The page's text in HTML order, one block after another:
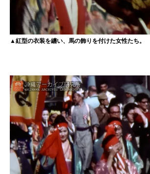
▲紅型の衣装を纏い、馬の飾りを付けた女性たち。